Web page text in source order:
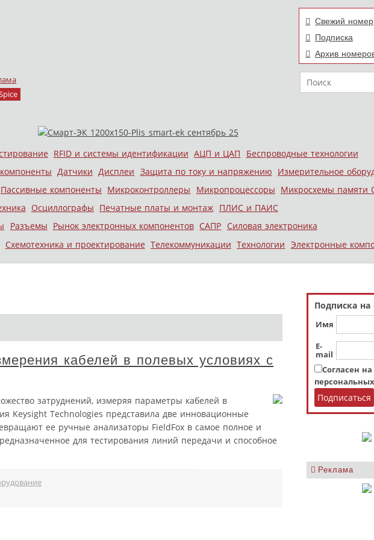
Свежий номер
Подписка
Архив
Поиск
RFID и системы идентификации АЦП и ЦАП
Беспроводные технологии
Датчики Дисплеи Защита по току и напряжению Измерительное
Пассивные компоненты Микроконтроллеры Микропроцессоры Микросхемы памяти
Осциллографы Печатные платы и монтаж ПЛИС и ПАИС
Разъемы Рынок электронных компонентов САПР Силовая электроника
Схемотехника и проектирование Телекоммуникации Технологии Электронные
Подписка на
Имя
E-
mail
Согласен
Реклама
кабелей в полевых условиях с
затруднений, измеряя параметры кабелей в
Keysight Technologies представила две инновационные
ее ручные анализаторы FieldFox в самое полное и
для тестирования линий передачи и способное